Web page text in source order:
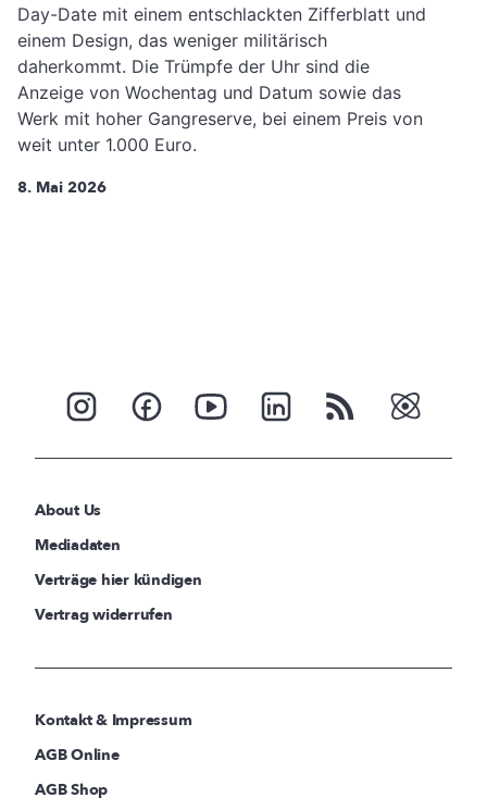
Day-Date mit einem entschlackten Zifferblatt und
einem Design, das weniger militärisch
daherkommt. Die Trümpfe der Uhr sind die
Anzeige von Wochentag und Datum sowie das
Werk mit hoher Gangreserve, bei einem Preis von
weit unter 1.000 Euro.
8. Mai 2026
About Us
Mediadaten
Verträge hier kündigen
Vertrag widerrufen
Kontakt & Impressum
AGB Online
AGB Shop